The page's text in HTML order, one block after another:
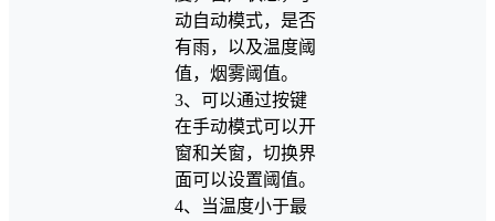
动自动模式，是否
有雨，以及温度阈
值，烟雾阈值。
3、可以通过按键
在手动模式可以开
窗和关窗，切换界
面可以设置阈值。
4、当温度小于最